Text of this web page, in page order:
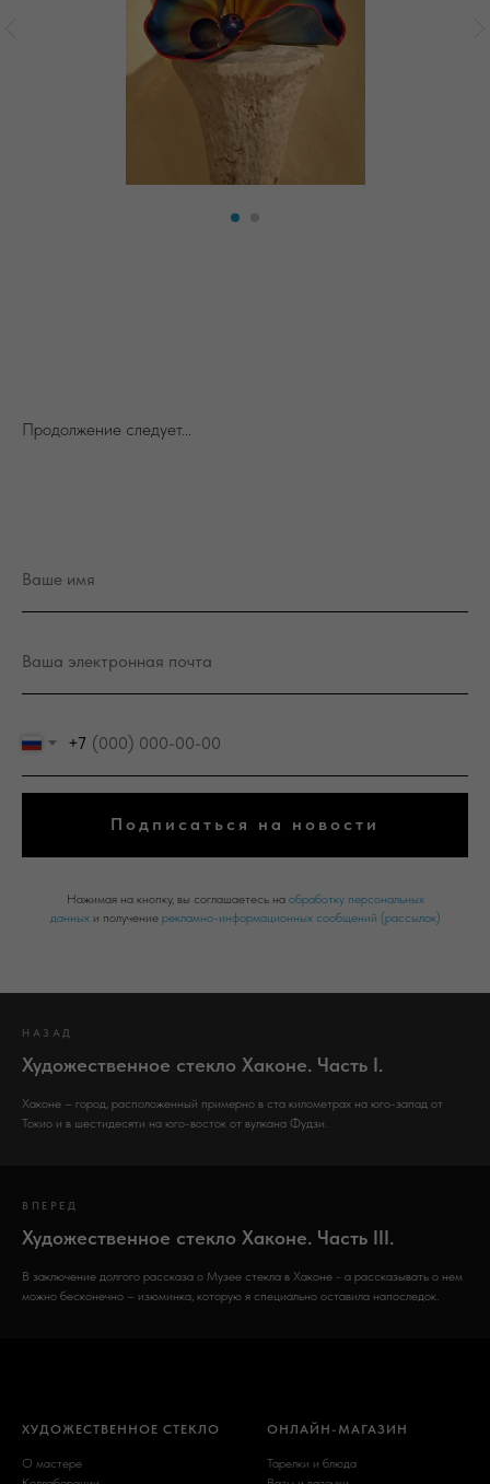
Продолжение следует...
+7
Подписаться на новости
Нажимая на кнопку, вы соглашаетесь на обработку персональных
данныхи получение рекламно-информационных сообщений (рассылок)
НАЗАД
Художественное стекло Хаконе. Часть I.
Хаконе – город, расположенный примерно в ста километрах на юго-запад от
Токио и в шестидесяти на юго-восток от вулкана Фудзи.
ВПЕРЕД
Художественное стекло Хаконе. Часть III.
В заключение долгого рассказа о Музее стекла в Хаконе - а рассказывать о нем
можно бесконечно – изюминка, которую я специально оставила напоследок.
ХУДОЖЕСТВЕННОЕ СТЕКЛО
О мастере
ОНЛАЙН-МАГАЗИН
Тарелки и блюда